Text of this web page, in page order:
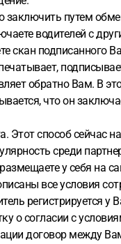
заключить путем
водителей с
скан подписанного
обратно Вам. В
что он
Этот способ сейчас
среди
у себя на
все условия
регистрируется у
о согласии с
договор между